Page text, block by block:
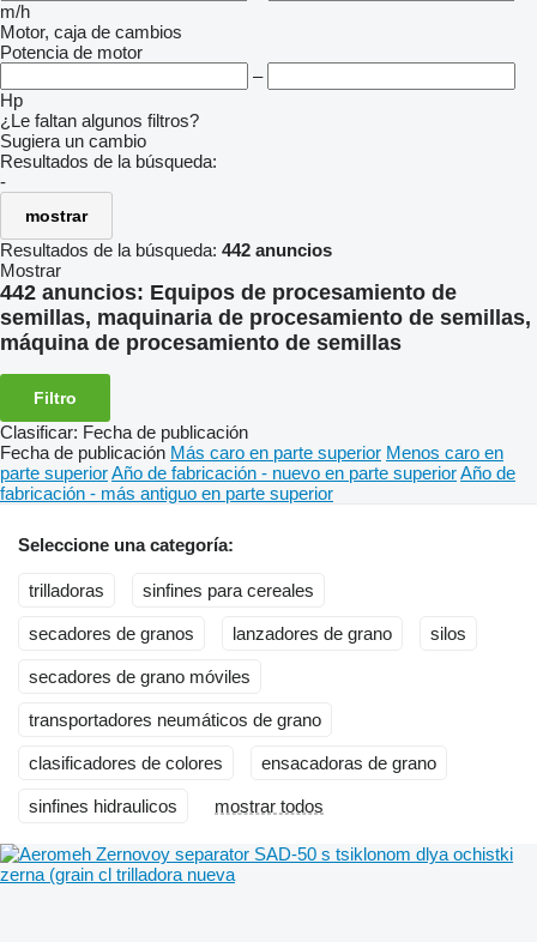
m/h
Motor, caja de cambios
Potencia de motor
–
Hp
¿Le faltan algunos filtros?
Sugiera un cambio
Resultados de la búsqueda:
-
mostrar
Resultados de la búsqueda: 442 anuncios
Mostrar
442 anuncios: Equipos de procesamiento de
semillas, maquinaria de procesamiento de semillas,
máquina de procesamiento de semillas
Filtro
Clasificar: Fecha de publicación
Fecha de publicación Más caro en parte superior Menos caro en
parte superiorAño de fabricación - nuevo en parte superiorAño de
fabricación - más antiguo en parte superior
Seleccione una categoría:
trilladoras sinfines para cereales
secadores de granos lanzadores de grano silos
secadores de grano móviles
transportadores neumáticos de grano
clasificadores de colores ensacadoras de grano
sinfines hidraulicos mostrar todos